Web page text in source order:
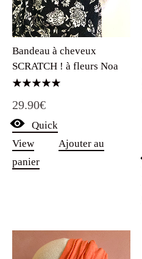
Bandeau à cheveux
SCRATCH ! à fleurs Noa
5.00
29.90€
Quick
View
Ajouter au
panier